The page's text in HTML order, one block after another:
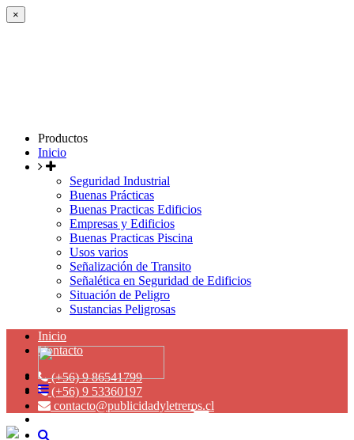
×
Productos
Inicio
Seguridad Industrial
Buenas Prácticas
Buenas Practicas Edificios
Empresas y Edificios
Buenas Practicas Piscina
Usos varios
Señalización de Transito
Señalética en Seguridad de Edificios
Situación de Peligro
Sustancias Peligrosas
Inicio
Contacto
(+56) 9 86541799
(+56) 9 53360197
contacto@publicidadyletreros.cl